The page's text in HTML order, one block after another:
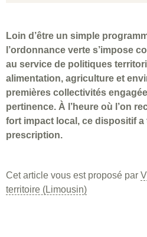
Loin d’être un simple
l’ordonnance verte s’impose
au service de politiques
alimentation, agriculture et
premières collectivités
pertinence. À l’heure où l’on
fort impact local, ce dispositif a
prescription.
Cet article vous est proposé par
territoire (Limousin)